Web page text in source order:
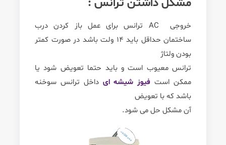
مشکل داشتن ترانس :
خروجی AC ترانس برای عمل باز کردن درب
ساختمان حداقل باید 14 ولت باشد در صورت کمتر
بودن ولتاژ
ترانس معیوب است و باید حتما تعویض شود یا
ممکن است فیوز شیشه ای داخل ترانس سوخنه
باشد که با تعویض
آن مشکل حل می شود.